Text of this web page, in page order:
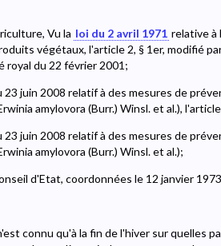
Vu la loi du 2 avril 1971 relative à
végétaux, l'article 2, § 1er, modifié
royal du 22 février 2001;
23 juin 2008 relatif à des mesures de
amylovora (Burr.) Winsl. et al.),
23 juin 2008 relatif à des mesures de
amylovora (Burr.) Winsl. et al.);
d'Etat, coordonnées le 12 janvier
connu qu'à la fin de l'hiver sur quelles